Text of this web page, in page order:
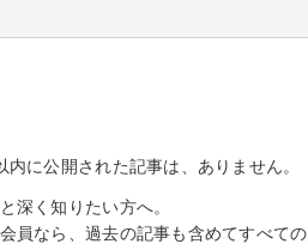
内に公開された記事は、ありません。
深く知りたい方へ。
員なら、過去の記事も含めてすべて